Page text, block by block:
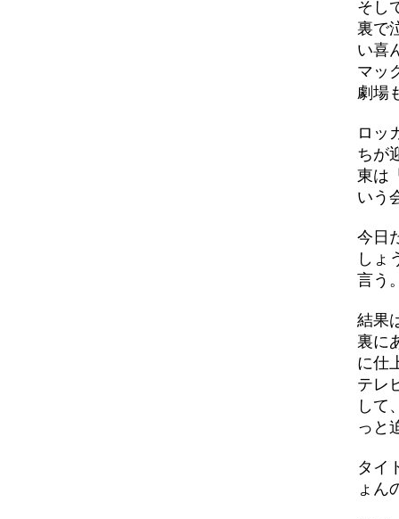
そし
裏で
い喜
マッ
劇場
ロッ
ちが
東は
いう
今日
しょ
言う
結果
裏に
に仕
テレ
して
っと
タイ
ょん